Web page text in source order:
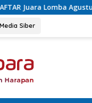
Antar OPD
Siber